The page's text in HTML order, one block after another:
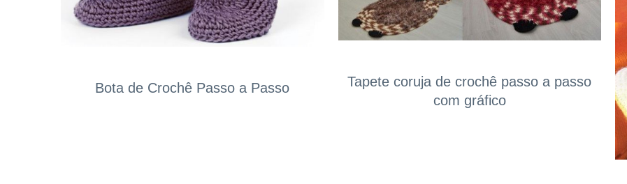
Bota de Crochê Passo a Passo
Tapete coruja de crochê passo a passo
com gráfico